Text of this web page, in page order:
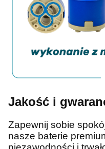
Jakość i
Zapewnij sobie
nasze baterie